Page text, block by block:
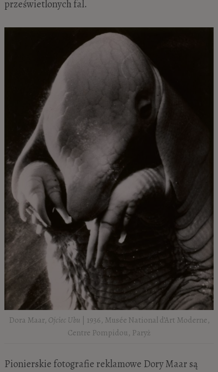
prześwietlonych fal.
Dora Maar, Ojciec Ubu | 1936, Musée National d’Art Moderne,
Centre Pompidou, Paryż
Pionierskie fotografie reklamowe Dory Maar są